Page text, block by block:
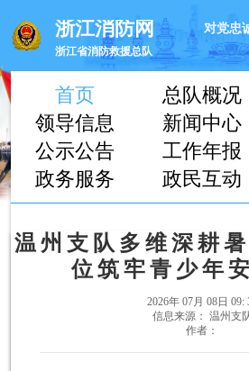
浙江消防网
浙江省消防救援总队
对党忠
首页 总队概况
领导信息
新闻中心
公示公告
工作年报
政务服务
政民互动
温州支队多维深耕
位筑牢青少年
2026年 07月 08日 09:
信息来源： 温州支
作者：